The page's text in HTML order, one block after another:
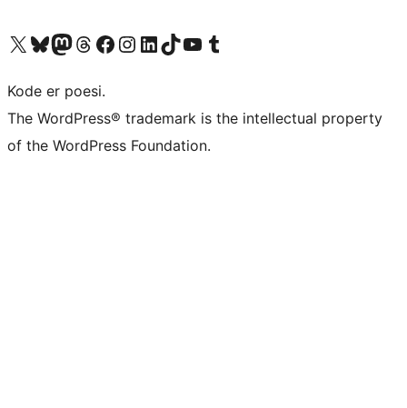
Besøg vores X (tidligere Twitter) konto
Besøg vores Bluesky-konto
Besøg vores Mastodon konto
Besøg vores Threads-konto
Besøg vores Facebook sideBesøg vores Instagram konto
Besøg vores LinkedIn konto
Besøg vores TikTok-konto
Besøg vores YouTube-kanalBesøg vores Tumblr-konto
Kode er poesi.
The WordPress® trademark is the intellectual property
of the WordPress Foundation.